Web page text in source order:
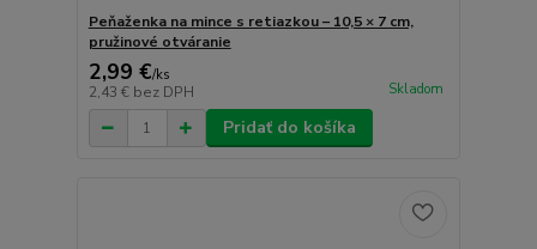
Peňaženka na mince s retiazkou – 10,5 × 7 cm,
pružinové otváranie
2,99 €/ks
2,43 € bez DPH Skladom
Pridať do košíka